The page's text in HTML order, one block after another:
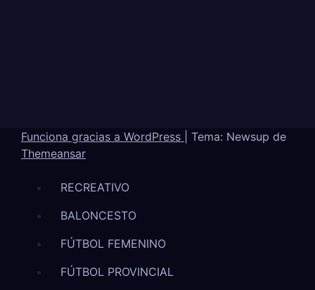
Funciona gracias a WordPress
Tema: Newsup de
Themeansar
RECREATIVO
BALONCESTO
FÚTBOL FEMENINO
FÚTBOL PROVINCIAL